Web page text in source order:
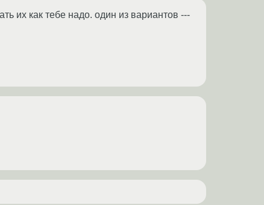
их как тебе надо. один из вариантов ---